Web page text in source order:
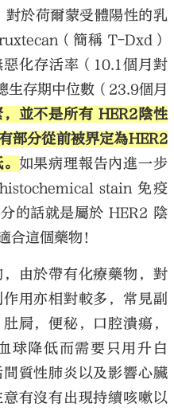
於荷爾蒙受體陽性的乳
（簡稱 T-Dxd）
化存活率（10.1個月對
生存期中位數（23.9個月
，並不是所有 HER2陰性
部分從前被界定為HER2
如果病理報告內進一步
stain 免疫
的話就是屬於 HER2 陰
合這個藥物！
由於帶有化療藥物，對
用亦相對較多，常見副
屙，便秘，口腔潰瘍，
球降低而需要只用升白
質性肺炎以及影響心臟
有沒有出現持續咳嗽以